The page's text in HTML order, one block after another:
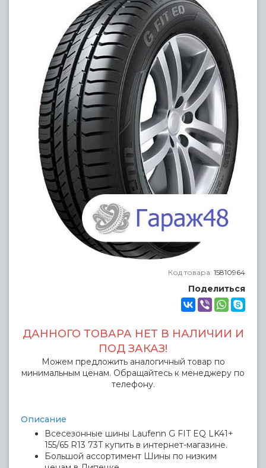
Код товара: 15810964
Поделиться
ДАННОГО ТОВАРА НЕТ В НАЛИЧИИ И
ПОД ЗАКАЗ!
Можем предложить аналогичный товар по
минимальным ценам. Обращайтесь к менеджеру по
телефону.
Описание
Всесезонные шины Laufenn G FIT EQ LK41+
155/65 R13 73T купить в интернет-магазине.
Большой ассортимент Шины по низким